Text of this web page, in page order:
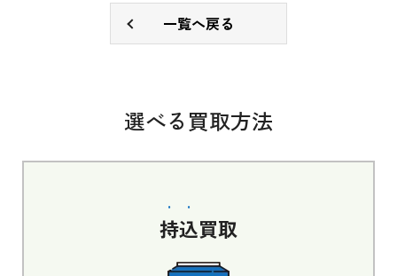
一覧へ戻る
選べる買取方法
持込買取